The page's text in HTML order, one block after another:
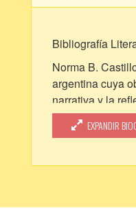
Bibliografía
Norma B.
argentina cuya
narrativa y la
destacándose
profundamente
Sentimientos de
EXPANDIR